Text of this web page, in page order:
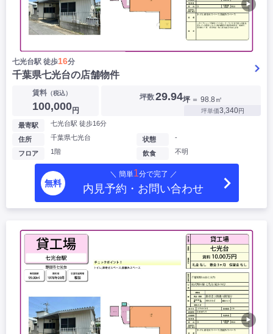
▶
七光台駅 徒歩16分
千葉県七光台の店舗物件
賃料（税込）
100,000円
坪数29.94坪 ＝ 98.8㎡
坪単価3,340円
最寄駅 七光台駅 徒歩16分
住所 千葉県七光台
フロア 1階
状態 -
飲食 不明
無料
＼ 簡単1分で完了 ／
内見予約・お問い合わせ
▶